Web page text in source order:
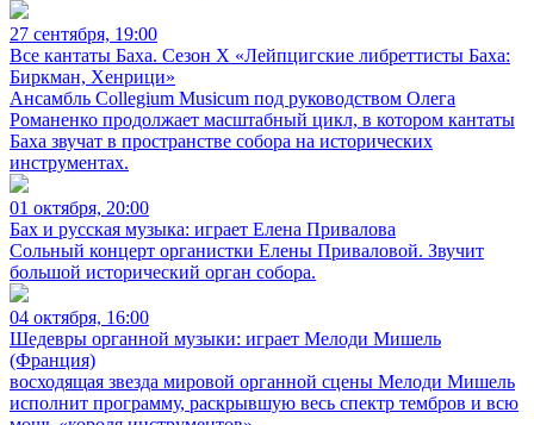
27 сентября, 19:00
Все кантаты Баха. Сезон X «Лейпцигские либреттисты Баха:
Биркман, Хенрици»
Ансамбль Collegium Musicum под руководством Олега
Романенко продолжает масштабный цикл, в котором кантаты
Баха звучат в пространстве собора на исторических
инструментах.
01 октября, 20:00
Бах и русская музыка: играет Елена Привалова
Сольный концерт органистки Елены Приваловой. Звучит
большой исторический орган собора.
04 октября, 16:00
Шедевры органной музыки: играет Мелоди Мишель
(Франция)
восходящая звезда мировой органной сцены Мелоди Мишель
исполнит программу, раскрывшую весь спектр тембров и всю